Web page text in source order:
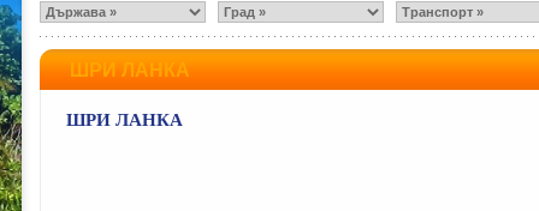
ШРИ ЛАНКА
ШРИ ЛАНКА